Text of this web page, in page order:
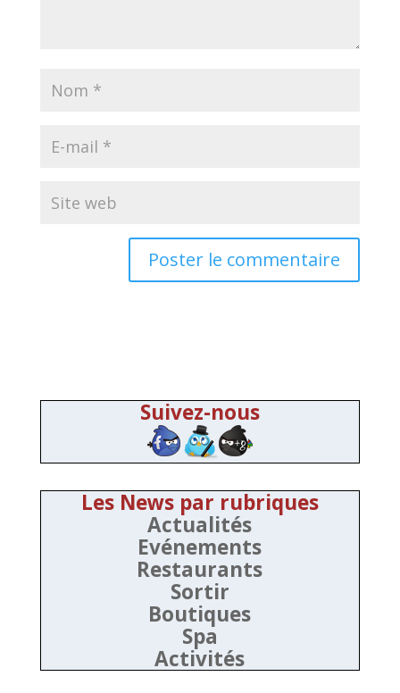
Suivez-nous
Les News par rubriques
Actualités
Evénements
Restaurants
Sortir
Boutiques
Spa
Activités